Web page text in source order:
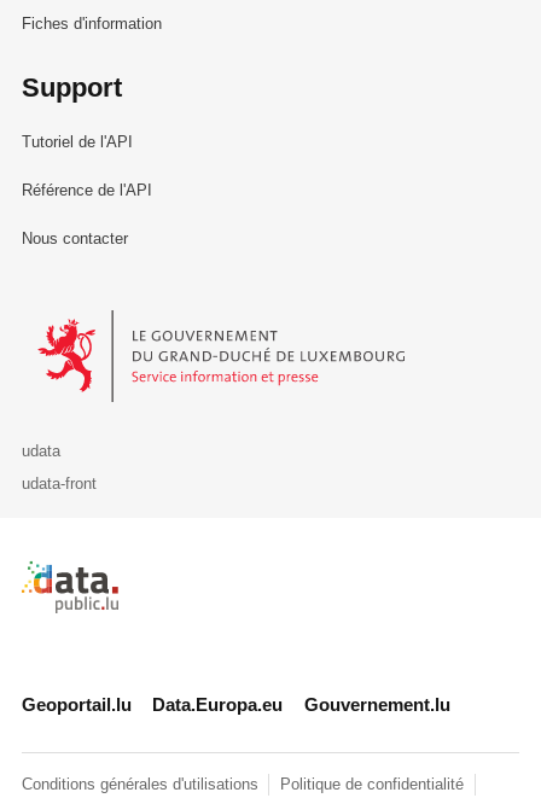
Fiches d'information
Support
Tutoriel de l'API
Référence de l'API
Nous contacter
Le Gouvernement du Grand-Duché de Luxembourg - Service
udata
udata-front
Retour à l'accueil de data.public.lu
Geoportail.lu Data.Europa.eu Gouvernement.lu
Conditions générales d'utilisations Politique de confidentialité